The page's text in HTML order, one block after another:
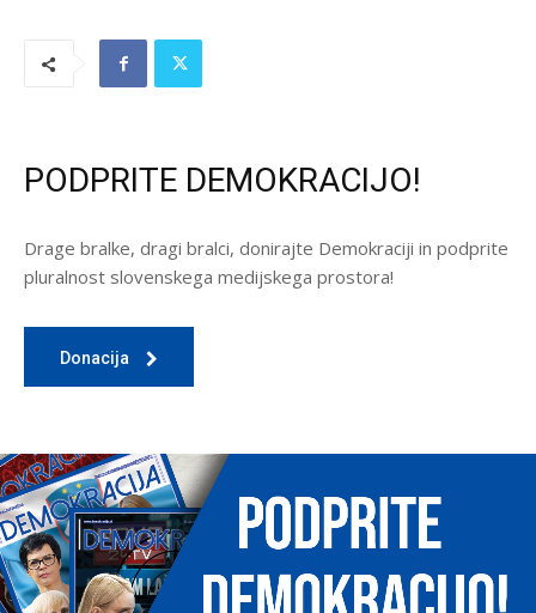
PODPRITE DEMOKRACIJO!
Drage bralke, dragi bralci, donirajte Demokraciji in podprite
pluralnost slovenskega medijskega prostora!
Donacija